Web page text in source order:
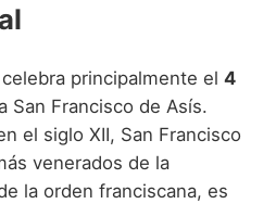
principalmente el 4
San Francisco de Asís.
el siglo XII, San Francisco
venerados de la
la orden franciscana, es